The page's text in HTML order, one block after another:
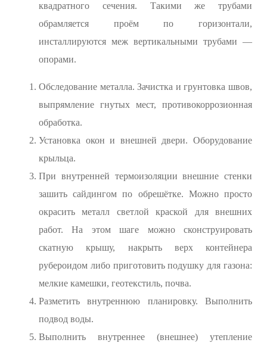
квадратного сечения. Такими же трубами
обрамляется проём по горизонтали,
инсталлируются меж вертикальными трубами —
опорами.
Обследование металла. Зачистка и грунтовка швов,
выпрямление гнутых мест, противокоррозионная
обработка.
Установка окон и внешней двери. Оборудование
крыльца.
При внутренней термоизоляции внешние стенки
зашить сайдингом по обрешётке. Можно просто
окрасить металл светлой краской для внешних
работ. На этом шаге можно сконструировать
скатную крышу, накрыть верх контейнера
рубероидом либо приготовить подушку для газона:
мелкие камешки, геотекстиль, почва.
Разметить внутреннюю планировку. Выполнить
подвод воды.
Выполнить внутреннее (внешнее) утепление